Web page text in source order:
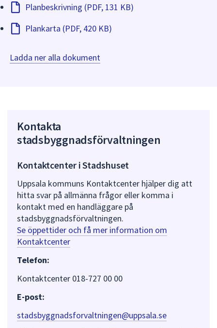
Planbeskrivning (PDF, 131 KB)
Plankarta (PDF, 420 KB)
Ladda ner alla dokument
Kontakta
stadsbyggnadsförvaltningen
Kontaktcenter i Stadshuset
Uppsala kommuns Kontaktcenter hjälper dig att
hitta svar på allmänna frågor eller komma i
kontakt med en handläggare på
stadsbyggnadsförvaltningen.
Se öppettider och få mer information om
Kontaktcenter
Telefon:
Kontaktcenter 018-727 00 00
E-post:
stadsbyggnadsforvaltningen@uppsala.se